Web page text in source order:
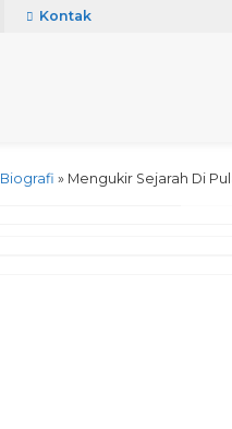
Kontak
Biografi » Mengukir Sejarah Di